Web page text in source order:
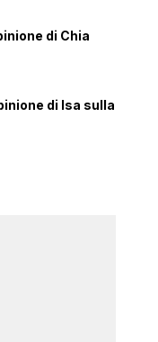
di Chia
di Isa sulla